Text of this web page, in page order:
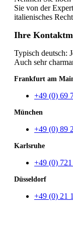
Sie von der
italienisches
Ihre
Typisch deutsch:
Auch sehr
Frankfurt am
+49 (0) 69
München
+49 (0) 89
Karlsruhe
+49 (0)
Düsseldorf
+49 (0) 21